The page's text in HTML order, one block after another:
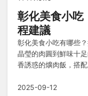
彰化美食小吃
程建議
彰化美食小吃有哪些
晶瑩的肉圓到鮮味十
香誘惑的爌肉飯，搭
你輕鬆規劃在地美食
2025-09-12